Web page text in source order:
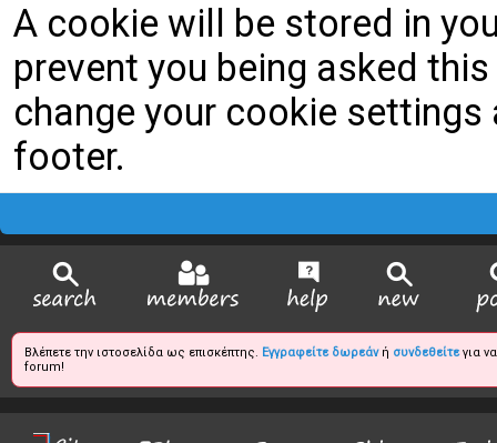
A cookie will be stored in
prevent you being asked
change your cookie
footer.
Βλέπετε την ιστοσελίδα ως επισκέπτης. Εγγραφείτε δωρεάνή συνδεθείτεγια
forum!